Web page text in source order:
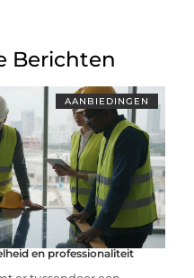
Berichten
AANBIEDINGEN
en professionaliteit